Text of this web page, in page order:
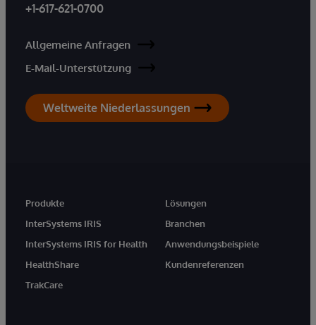
+1-617-621-0700
Allgemeine Anfragen
E-Mail-Unterstützung
Weltweite Niederlassungen
Produkte
InterSystems IRIS
InterSystems IRIS for Health
HealthShare
TrakCare
Lösungen
Branchen
Anwendungsbeispiele
Kundenreferenzen